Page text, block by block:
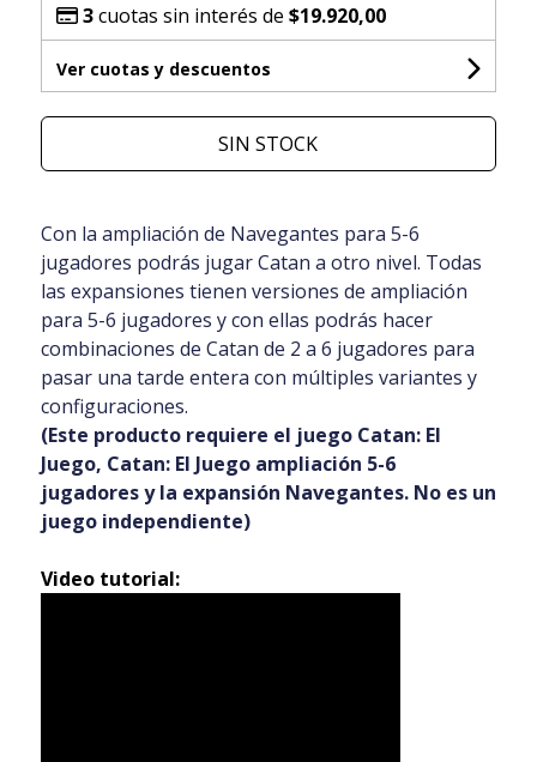
3cuotas sin interés de $19.920,00
Ver cuotas y descuentos
SIN STOCK
Con la ampliación de Navegantes para 5-6
jugadores podrás jugar Catan a otro nivel. Todas
las expansiones tienen versiones de ampliación
para 5-6 jugadores y con ellas podrás hacer
combinaciones de Catan de 2 a 6 jugadores para
pasar una tarde entera con múltiples variantes y
configuraciones.
(Este producto requiere el juego Catan: El
Juego, Catan: El Juego ampliación 5-6
jugadores y la expansión Navegantes. No es un
juego independiente)
Video tutorial: